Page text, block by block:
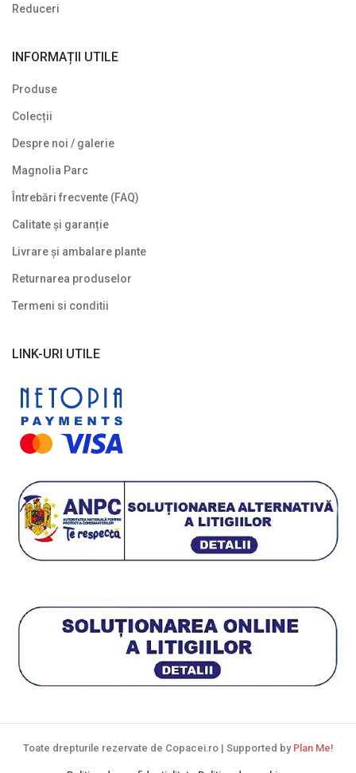
Reduceri
INFORMAȚII UTILE
Produse
Colecții
Despre noi / galerie
Magnolia Parc
Întrebări frecvente (FAQ)
Calitate și garanție
Livrare și ambalare plante
Returnarea produselor
Termeni si conditii
LINK-URI UTILE
Toate drepturile rezervate de Copacei.ro | Supported by Plan Me!